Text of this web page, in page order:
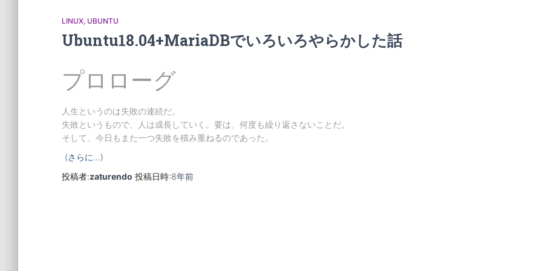
LINUX UBUNTU
Ubuntu18.04+MariaDBでいろいろやらかした話
プロローグ
人生というのは失敗の連続だ。
失敗というもので、人は成長していく。要は、何度も繰り返さないことだ。
そして、今日もまた一つ失敗を積み重ねるのであった。
(さらに…)
投稿者:zaturendo 投稿日時:8年前